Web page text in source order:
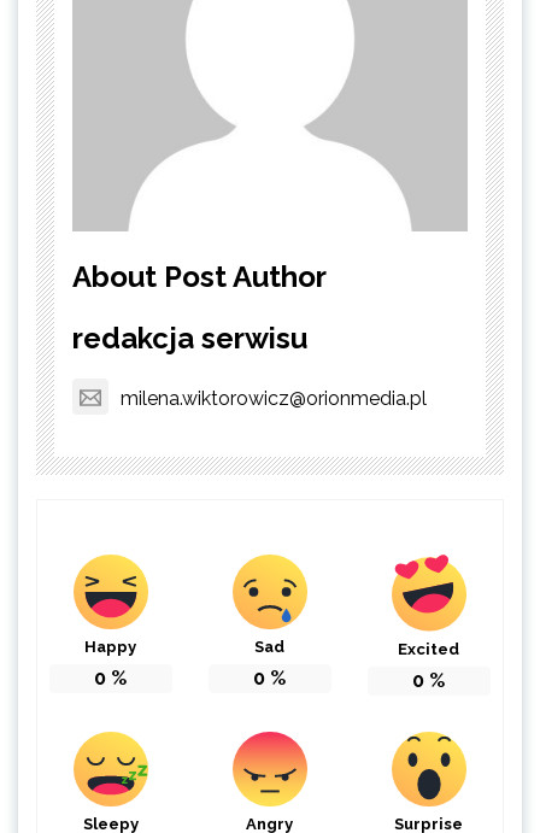
About Post Author
redakcja serwisu
milena.wiktorowicz@orionmedia.pl
Happy
0 %
Sad
0 %
Excited
0 %
Sleepy Angry Surprise